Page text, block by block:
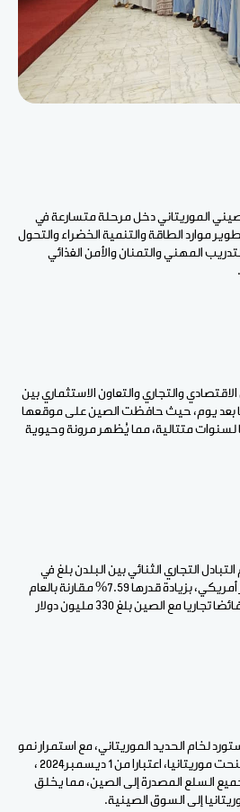
الموريتاني دخلمرحلةمتسارعة في
موارد الطاقةوالتنمية الخضراءوالتحول
المهنيوالتمنانوالأمن الغذائي
الاقتصاديوالتجاريوالتعاون الاستثماريبين
بعد يوم، حيثحافظت الصينعلىموقعها
لسنواتمتتالية،مما يُظهر مرونةوحيوية
التبادل التجاري الثنائي بين البلدن بلغ في
أمريكي،بزيادةقدرها7.59% مقارنةبالعام
تجاريامع الصينبلغ 330 مليوندولار
لخام الحديد الموريتاني،مع استمرار نمو
موريتانيا، اعتبارا من 1 ديسمبر2024 ،
السلع المصدرة إلى الصين،مما يخلق
إلى السوق الصينية.